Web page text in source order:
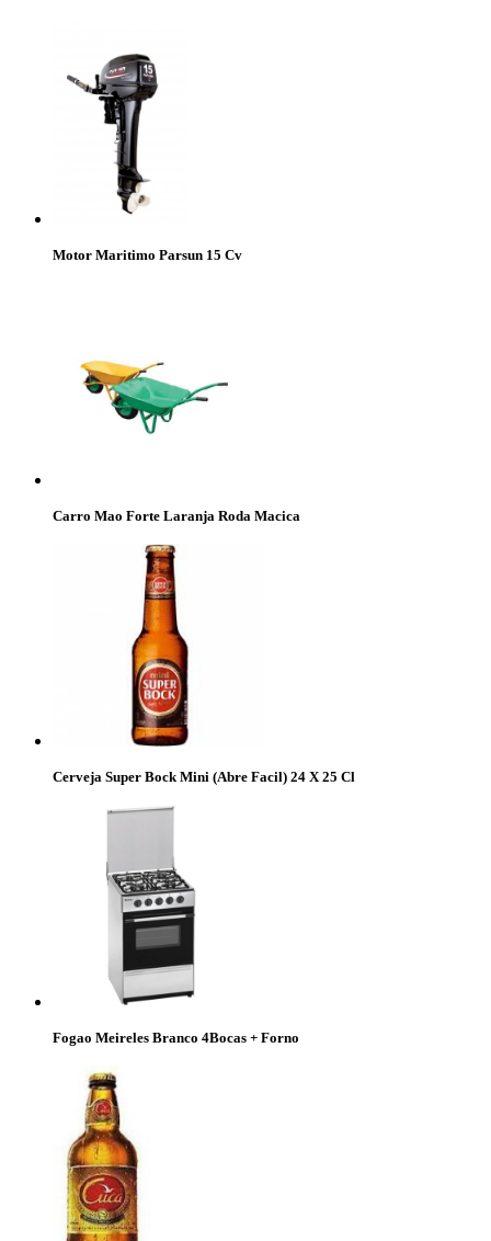
Motor Maritimo Parsun 15 Cv
Carro Mao Forte Laranja Roda Macica
Cerveja Super Bock Mini (Abre Facil) 24 X 25 Cl
Fogao Meireles Branco 4Bocas + Forno